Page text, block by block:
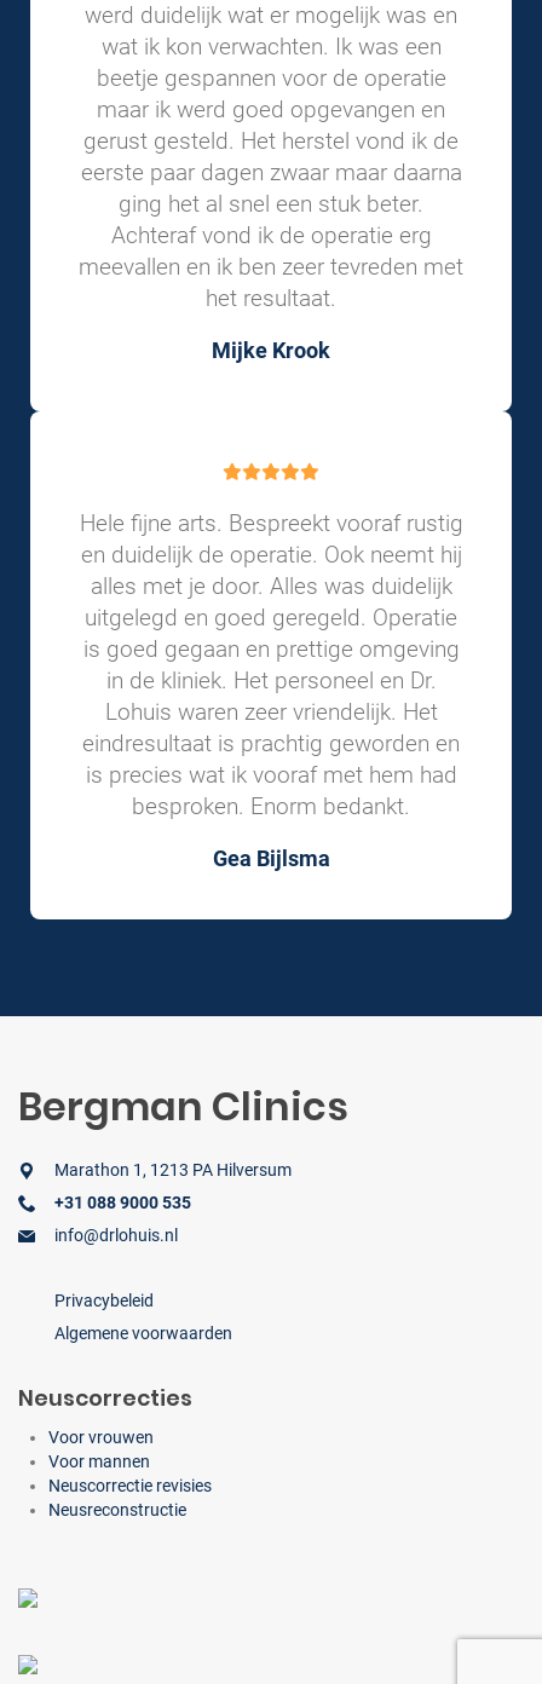
werd duidelijk wat er mogelijk was en
wat ik kon verwachten. Ik was een
beetje gespannen voor de operatie
maar ik werd goed opgevangen en
gerust gesteld. Het herstel vond ik de
eerste paar dagen zwaar maar daarna
ging het al snel een stuk beter.
Achteraf vond ik de operatie erg
meevallen en ik ben zeer tevreden met
het resultaat.
Mijke Krook
Hele fijne arts. Bespreekt vooraf rustig
en duidelijk de operatie. Ook neemt hij
alles met je door. Alles was duidelijk
uitgelegd en goed geregeld. Operatie
is goed gegaan en prettige omgeving
in de kliniek. Het personeel en Dr.
Lohuis waren zeer vriendelijk. Het
eindresultaat is prachtig geworden en
is precies wat ik vooraf met hem had
besproken. Enorm bedankt.
Gea Bijlsma
Bergman Clinics
Marathon 1, 1213 PA Hilversum
+31 088 9000 535
info@drlohuis.nl
Privacybeleid
Algemene voorwaarden
Neuscorrecties
Voor vrouwen
Voor mannen
Neuscorrectie revisies
Neusreconstructie